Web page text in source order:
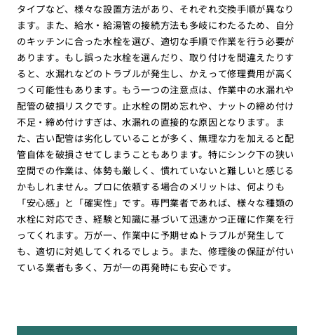
タイプなど、様々な設置方法があり、それぞれ交換手順が異なり
ます。また、給水・給湯管の接続方法も多岐にわたるため、自分
のキッチンに合った水栓を選び、適切な手順で作業を行う必要が
あります。もし誤った水栓を選んだり、取り付けを間違えたりす
ると、水漏れなどのトラブルが発生し、かえって修理費用が高く
つく可能性もあります。もう一つの注意点は、作業中の水漏れや
配管の破損リスクです。止水栓の閉め忘れや、ナットの締め付け
不足・締め付けすぎは、水漏れの直接的な原因となります。ま
た、古い配管は劣化していることが多く、無理な力を加えると配
管自体を破損させてしまうこともあります。特にシンク下の狭い
空間での作業は、体勢も厳しく、慣れていないと難しいと感じる
かもしれません。プロに依頼する場合のメリットは、何よりも
「安心感」と「確実性」です。専門業者であれば、様々な種類の
水栓に対応でき、経験と知識に基づいて迅速かつ正確に作業を行
ってくれます。万が一、作業中に予期せぬトラブルが発生して
も、適切に対処してくれるでしょう。また、修理後の保証が付い
ている業者も多く、万が一の再発時にも安心です。